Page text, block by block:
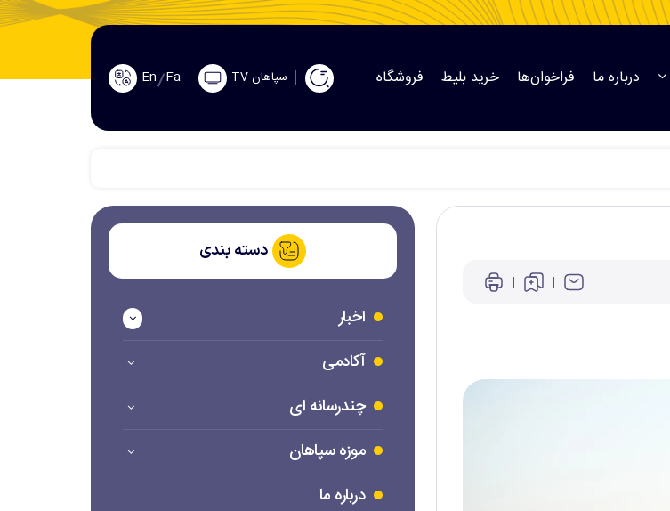
درباره ما فراخوان‌ها خرید بلیط فروشگاه سپاهان TV Fa
En
دسته بندی
اخبار
آکادمی
چندرسانه ای
موزه سپاهان
درباره ما